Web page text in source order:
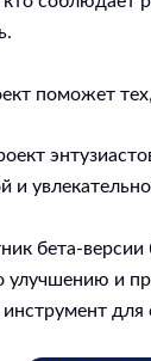
поможет
и
бета-
и
для